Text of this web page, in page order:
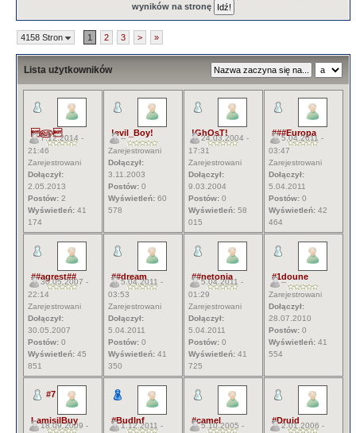
wyników na stronę
4158 Stron 1 2 3 > »
Lista użytkowników
௵
7.12.2014 -
21:46
Zarejestrowani
Dołączył:
2.05.2013
Postów: 2
Wyświetleń: 41
174
!evil_Boy!
--
Zarejestrowani
Dołączył:
3.11.2003
Postów: 0
Wyświetleń: 60
578
!GhOsT!
24.03.2004 -
17:31
Zarejestrowani
Dołączył:
9.03.2004
Postów: 0
Wyświetleń: 58
015
###Europa
5.04.2011 -
03:47
Zarejestrowani
Dołączył:
5.04.2011
Postów: 0
Wyświetleń: 42
464
##agrest##
30.05.2007 -
22:14
Zarejestrowani
Dołączył:
30.05.2007
Postów: 0
Wyświetleń: 45
851
##dream
5.04.2011 -
03:53
Zarejestrowani
Dołączył:
5.04.2011
Postów: 0
Wyświetleń: 41
350
##netonia
5.04.2011 -
01:29
Zarejestrowani
Dołączył:
5.04.2011
Postów: 0
Wyświetleń: 41
725
#1doune
--
Zarejestrowani
Dołączył:
28.07.2010
Postów: 0
Wyświetleń: 41
554
#7
LamisilBuy
18.09.2009 -
#BudInf
1.12.2011 -
#camel
5.10.2005 -
#Druid
2.01.2006 -